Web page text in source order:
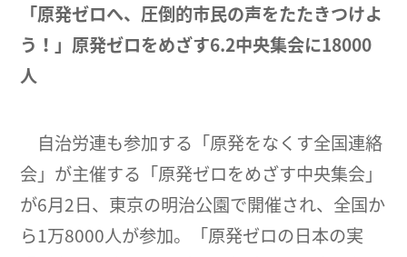
「原発ゼロへ、圧倒的市民の声をたたきつけよ
う！」原発ゼロをめざす6.2中央集会に18000
人
自治労連も参加する「原発をなくす全国連絡
会」が主催する「原発ゼロをめざす中央集会」
が6月2日、東京の明治公園で開催され、全国か
ら1万8000人が参加。「原発ゼロの日本の実